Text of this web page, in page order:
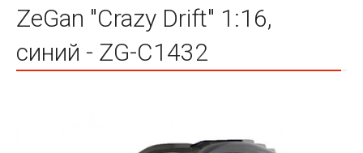
ZeGan "Сrazy Drift" 1:16,
синий - ZG-C1432